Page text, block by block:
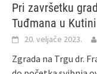
Pri završetku
Tuđmana u Kutini
20. veljače 2023.
Zgrada na Trgu dr.